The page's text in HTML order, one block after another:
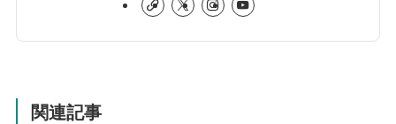
関連記事